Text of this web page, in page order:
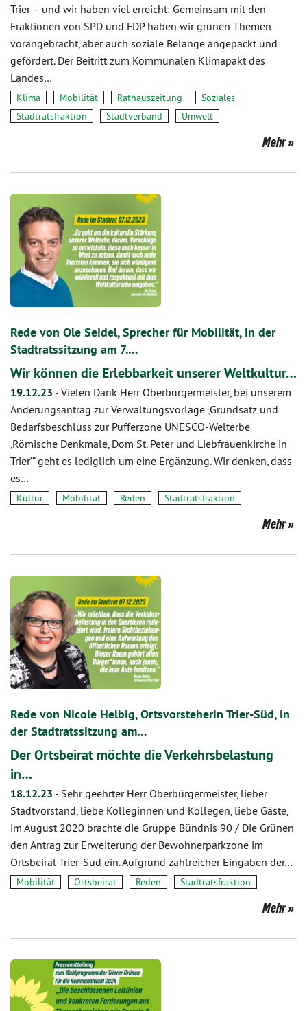
Trier – und wir haben viel erreicht: Gemeinsam mit den
Fraktionen von SPD und FDP haben wir grünen Themen
vorangebracht, aber auch soziale Belange angepackt und
gefördert. Der Beitritt zum Kommunalen Klimapakt des
Landes…
Klima Mobilität Rathauszeitung
Soziales
Stadtratsfraktion
Stadtverband Umwelt
Mehr
Rede von Ole Seidel, Sprecher für Mobilität, in der
Stadtratssitzung am 7.…
Wir können die Erlebbarkeit unserer Weltkultur…
19.12.23 - Vielen Dank Herr Oberbürgermeister, bei unserem
Änderungsantrag zur Verwaltungsvorlage „Grundsatz und
Bedarfsbeschluss zur Pufferzone UNESCO-Welterbe
‚Römische Denkmale, Dom St. Peter und Liebfrauenkirche in
Trier‘“ geht es lediglich um eine Ergänzung. Wir denken, dass
es…
Kultur Mobilität Reden Stadtratsfraktion
Mehr
Rede von Nicole Helbig, Ortsvorsteherin Trier-Süd, in
der Stadtratssitzung am…
Der Ortsbeirat möchte die Verkehrsbelastung
in…
18.12.23 - Sehr geehrter Herr Oberbürgermeister, lieber
Stadtvorstand, liebe Kolleginnen und Kollegen, liebe Gäste,
im August 2020 brachte die Gruppe Bündnis 90 / Die Grünen
den Antrag zur Erweiterung der Bewohnerparkzone im
Ortsbeirat Trier-Süd ein. Aufgrund zahlreicher Eingaben der…
Mobilität Ortsbeirat Reden Stadtratsfraktion
Mehr